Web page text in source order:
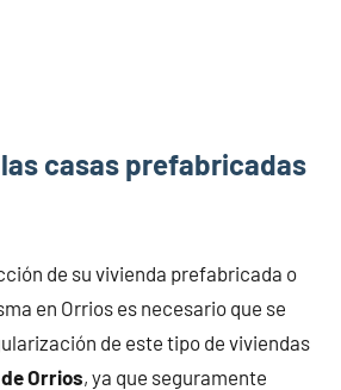
casas prefabricadas
de su vivienda prefabricada o
en Orrios es necesario que se
de este tipo de viviendas
Orrios, ya que seguramente